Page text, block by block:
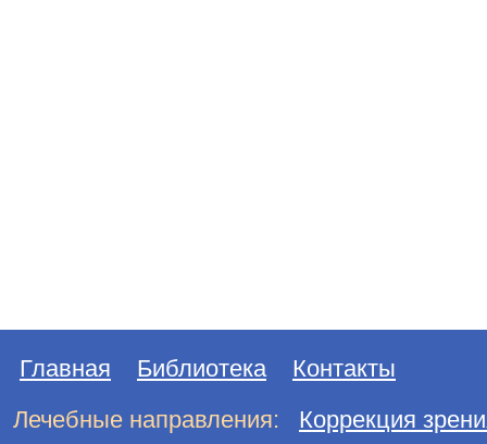
Главная Библиотека
Контакты
Лечебные направления:
Коррекция